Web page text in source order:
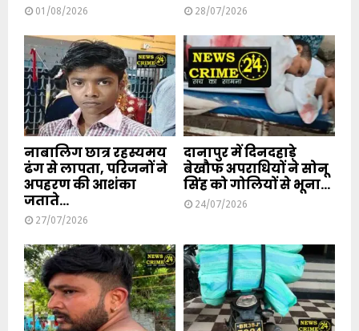
01/08/2026 28/07/2026
नाबालिग छात्र रहस्यमय
ढंग से लापता, परिजनों ने
अपहरण की आशंका
जताते...
27/07/2026
दानापुर में दिनदहाड़े
बेखौफ अपराधियों ने सोनू
सिंह को गोलियों से भूना...
24/07/2026